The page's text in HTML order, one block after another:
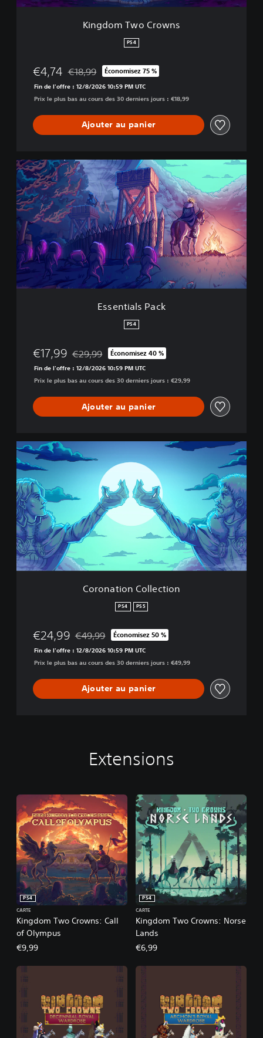
r
Kingdom Two Crowns
PS4
€4,74 Remise par rapport au prix d'origine de €18,99
€18,99 Économisez 75 %
Fin de l'offre : 12/8/2026 10:59 PM UTC
Prix le plus bas au cours des 30 derniers jours : €18,99
Ajouter au panier
E
s
s
e
n
t
i
a
s
P
a
Essentials Pack
PS4
€17,99 Remise par rapport au prix d'origine de €29,99
€29,99 Économisez 40 %
Fin de l'offre : 12/8/2026 10:59 PM UTC
Prix le plus bas au cours des 30 derniers jours : €29,99
Ajouter au panier
C
o
r
o
n
a
t
i
o
n
C
o
Coronation Collection
PS4 PS5
€24,99 Remise par rapport au prix d'origine de €49,99
€49,99 Économisez 50 %
Fin de l'offre : 12/8/2026 10:59 PM UTC
Prix le plus bas au cours des 30 derniers jours : €49,99
Ajouter au panier
Extensions
Kingdom Two Crowns: Call
of Olympus
PS4
CARTE
€9,99
Kingdom Two Crowns: Norse
Lands
PS4
CARTE
€6,99